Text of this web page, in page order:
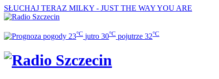
SŁUCHAJ TERAZ MILKY - JUST THE WAY YOU ARE
23°C jutro 30°C pojutrze 32°C